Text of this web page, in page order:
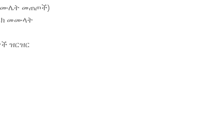
ሙሌት መጠጦች)
መሙላት
ዝርዝር